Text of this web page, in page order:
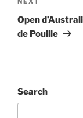
Next
Post
Open
de Pouille
Search